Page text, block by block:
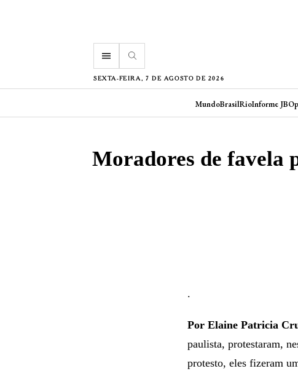
menu
SEXTA-FEIRA, 7 DE AGOSTO DE 2026
MundoBrasilRioInforme JB
Moradores de favela
.
Por Elaine Patricia
paulista, protestaram,
protesto, eles fizeram